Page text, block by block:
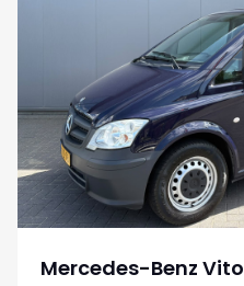
Mercedes-Benz Vito